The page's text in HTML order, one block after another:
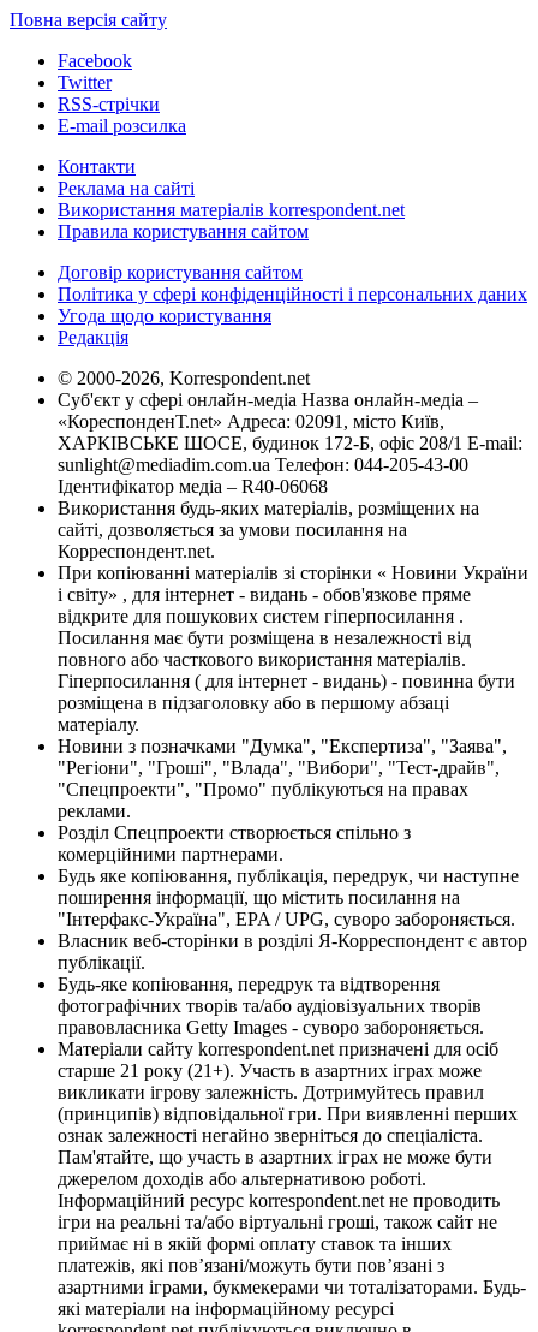
Повна версія сайту
Facebook
Twitter
RSS-стрічки
E-mail розсилка
Контакти
Реклама на сайті
Використання матеріалів korrespondent.net
Правила користування сайтом
Договір користування сайтом
Політика у сфері конфіденційності і персональних даних
Угода щодо користування
Редакція
© 2000-2026, Korrespondent.net
Суб'єкт у сфері онлайн-медіа Назва онлайн-медіа –
«КореспонденТ.net» Адреса: 02091, місто Київ,
ХАРКІВСЬКЕ ШОСЕ, будинок 172-Б, офіс 208/1 E-mail:
sunlight@mediadim.com.ua Телефон: 044-205-43-00
Ідентифікатор медіа – R40-06068
Використання будь-яких матеріалів, розміщених на
сайті, дозволяється за умови посилання на
Корреспондент.net.
При копіюванні матеріалів зі сторінки « Новини України
і світу» , для інтернет - видань - обов'язкове пряме
відкрите для пошукових систем гіперпосилання .
Посилання має бути розміщена в незалежності від
повного або часткового використання матеріалів.
Гіперпосилання ( для інтернет - видань) - повинна бути
розміщена в підзаголовку або в першому абзаці
матеріалу.
Новини з позначками "Думка", "Експертиза", "Заява",
"Регіони", "Гроші", "Влада", "Вибори", "Тест-драйв",
"Спецпроекти", "Промо" публікуються на правах
реклами.
Розділ Спецпроекти створюється спільно з
комерційними партнерами.
Будь яке копіювання, публікація, передрук, чи наступне
поширення інформації, що містить посилання на
"Інтерфакс-Україна", EPA / UPG, суворо забороняється.
Власник веб-сторінки в розділі Я-Корреспондент є автор
публікації.
Будь-яке копіювання, передрук та відтворення
фотографічних творів та/або аудіовізуальних творів
правовласника Getty Images - суворо забороняється.
Матеріали сайту korrespondent.net призначені для осіб
старше 21 року (21+). Участь в азартних іграх може
викликати ігрову залежність. Дотримуйтесь правил
(принципів) відповідальної гри. При виявленні перших
ознак залежності негайно зверніться до спеціаліста.
Пам'ятайте, що участь в азартних іграх не може бути
джерелом доходів або альтернативою роботі.
Інформаційний ресурс korrespondent.net не проводить
ігри на реальні та/або віртуальні гроші, також сайт не
приймає ні в якій формі оплату ставок та інших
платежів, які пов’язані/можуть бути пов’язані з
азартними іграми, букмекерами чи тоталізаторами. Будь-
які матеріали на інформаційному ресурсі